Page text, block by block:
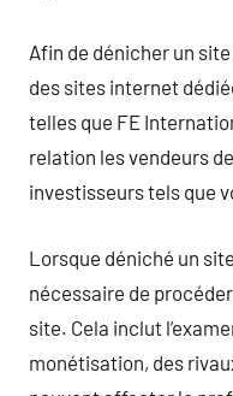
Afin de dénicher un
des sites internet
telles que FE
relation les vendeurs
investisseurs tels que
Lorsque déniché un
nécessaire de
site. Cela inclut
monétisation, des